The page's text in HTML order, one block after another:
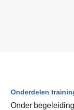
Onderdelen
Onder